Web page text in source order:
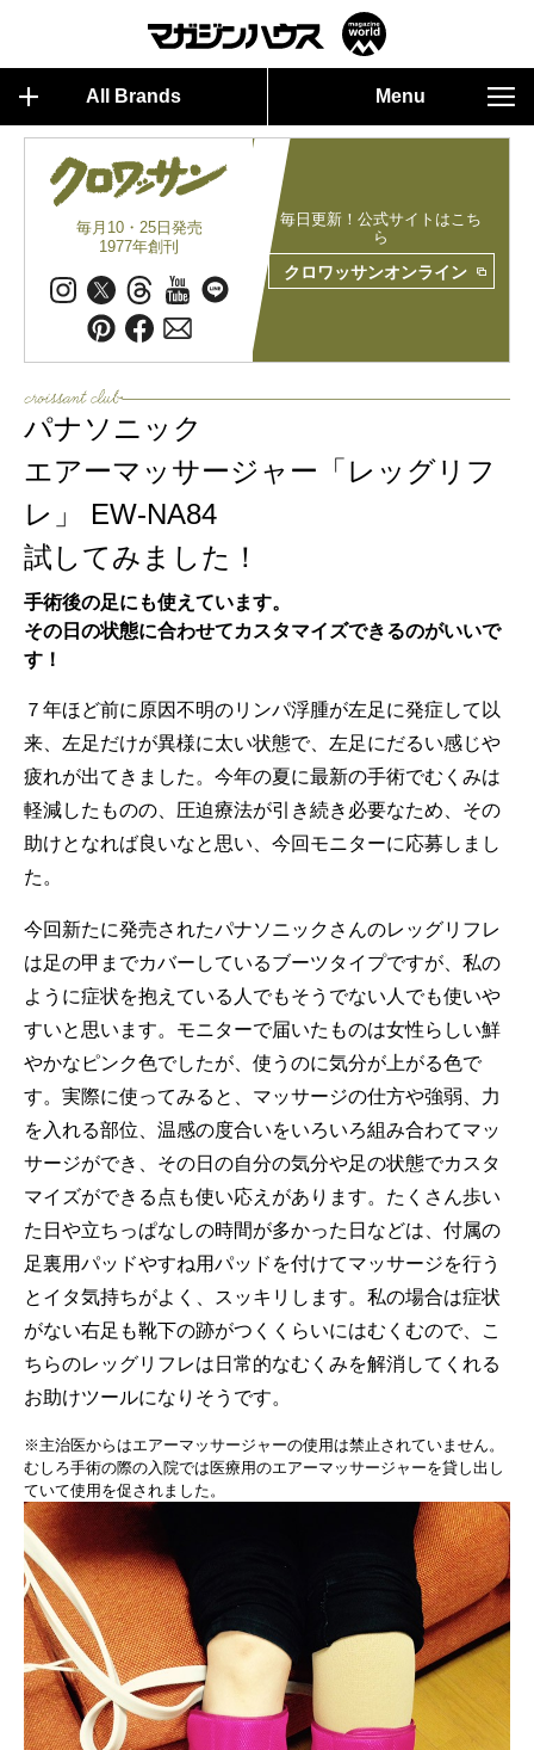
All Brands Menu
毎月10・25日発売
1977年創刊
毎日更新！公式サイトはこち
ら
クロワッサンオンライン
パナソニック
エアーマッサージャー「レッグリフ
レ」 EW-NA84
試してみました！
手術後の足にも使えています。
その日の状態に合わせてカスタマイズできるのがいいで
す！
７年ほど前に原因不明のリンパ浮腫が左足に発症して以
来、左足だけが異様に太い状態で、左足にだるい感じや
疲れが出てきました。今年の夏に最新の手術でむくみは
軽減したものの、圧迫療法が引き続き必要なため、その
助けとなれば良いなと思い、今回モニターに応募しまし
た。
今回新たに発売されたパナソニックさんのレッグリフレ
は足の甲までカバーしているブーツタイプですが、私の
ように症状を抱えている人でもそうでない人でも使いや
すいと思います。モニターで届いたものは女性らしい鮮
やかなピンク色でしたが、使うのに気分が上がる色で
す。実際に使ってみると、マッサージの仕方や強弱、力
を入れる部位、温感の度合いをいろいろ組み合わてマッ
サージができ、その日の自分の気分や足の状態でカスタ
マイズができる点も使い応えがあります。たくさん歩い
た日や立ちっぱなしの時間が多かった日などは、付属の
足裏用パッドやすね用パッドを付けてマッサージを行う
とイタ気持ちがよく、スッキリします。私の場合は症状
がない右足も靴下の跡がつくくらいにはむくむので、こ
ちらのレッグリフレは日常的なむくみを解消してくれる
お助けツールになりそうです。
※主治医からはエアーマッサージャーの使用は禁止されていません。
むしろ手術の際の入院では医療用のエアーマッサージャーを貸し出し
ていて使用を促されました。